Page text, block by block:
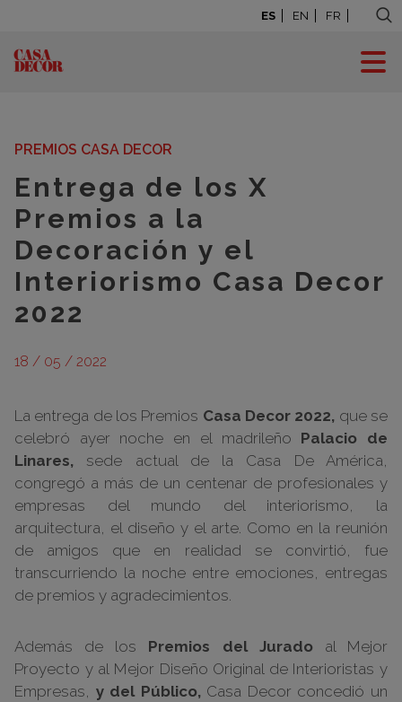
ES EN FR
BLOG: LA CASA SE
PREMIOS CASA DECOR
Entrega de los X
Premios a la
Decoración y el
Interiorismo Casa Decor
2022
18 / 05 / 2022
La entrega de los Premios Casa Decor 2022, que se
celebró ayer noche en el madrileño Palacio de
Linares, sede actual de la Casa De América,
congregó a más de un centenar de profesionales y
empresas del mundo del interiorismo, la
arquitectura, el diseño y el arte. Como en la reunión
de amigos que en realidad se convirtió, fue
transcurriendo la noche entre emociones, entregas
de premios y agradecimientos.
Además de los Premios del Juradoal Mejor
Proyecto y al Mejor Diseño Original de Interioristas y
Empresas, y del Público,Casa Decor concedió un